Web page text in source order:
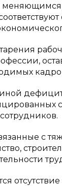
дефицита
с